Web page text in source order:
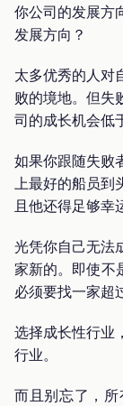
你公司的发展方
发展方向？
太多优秀的人对
败的境地。但失
司的成长机会低
如果你跟随失败
上最好的船员到
且他还得足够幸
光凭你自己无法
家新的。即使不
必须要找一家超
选择成长性行业
行业。
而且别忘了，